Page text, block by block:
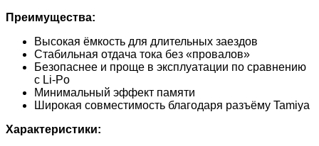
Преимущества:
Высокая ёмкость для длительных заездов
Стабильная отдача тока без «провалов»
Безопаснее и проще в эксплуатации по сравнению
с Li-Po
Минимальный эффект памяти
Широкая совместимость благодаря разъёму Tamiya
Характеристики: